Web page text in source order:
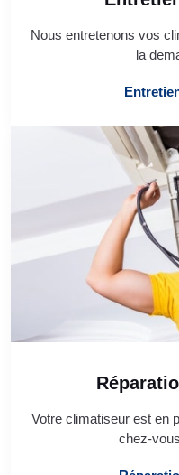
Nous entretenons vos
la
Votre climatiseur est en
chez-